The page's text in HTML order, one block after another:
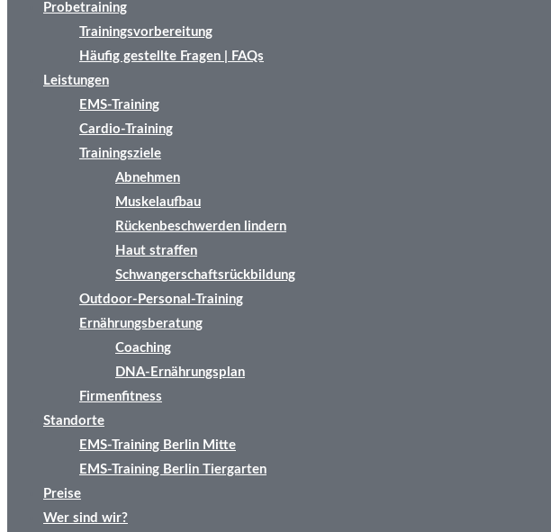
Probetraining
Trainingsvorbereitung
Häufig gestellte Fragen | FAQs
Leistungen
EMS-Training
Cardio-Training
Trainingsziele
Abnehmen
Muskelaufbau
Rückenbeschwerden lindern
Haut straffen
Schwangerschaftsrückbildung
Outdoor-Personal-Training
Ernährungsberatung
Coaching
DNA-Ernährungsplan
Firmenfitness
Standorte
EMS-Training Berlin Mitte
EMS-Training Berlin Tiergarten
Preise
Wer sind wir?